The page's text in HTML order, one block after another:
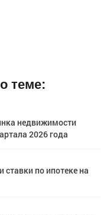
теме:
недвижимости
2026 года
по ипотеке на